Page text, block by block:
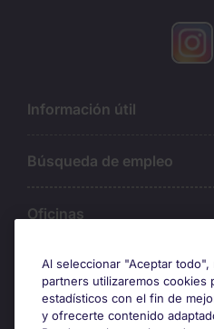
Información útil
Búsqueda de empleo
Oficinas
Sobre Michael Page
Al seleccionar "Aceptar
partners utilizaremos cookies
estadísticos con el fin de
y ofrecerte contenido